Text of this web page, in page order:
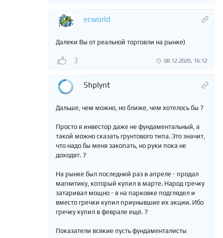
ecworld
Далеки Вы от реальной торговли на рынке)
3 08.12.2020, 16:12
Shplynt
Дальше, чем можно, но ближе, чем хотелось бы ?
Просто я инвестор даже не фундаментальный, а
такой можно сказать грунтового типа. Это значит,
что надо бы меня закопать, но руки пока не
доходят. ?
На рынке был последний раз в апреле - продал
магнитику, который купил в марте. Народ гречку
затаривал мощно - я на парковке подглядел и
вместо гречки купил приунывшие их акции. Ибо
гречку купил в феврале ещё. ?
Показатели всякие пусть фундаменталисты